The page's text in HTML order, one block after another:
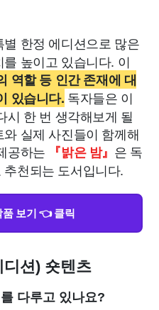
별 한정 에디션으로 많은
높이고 있습니다. 이
역할 등 인간 존재에 대
있습니다. 독자들은 이
시 한 번 생각해보게 될
실제 사진들이 함께해
공하는
『밝은 밤』 은 독
천되는 도서입니다.
보기 👈 클릭
션) 숏텐츠
다루고 있나요?